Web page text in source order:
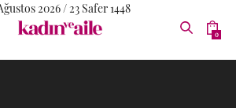
2026 / 23 Safer 1448
0